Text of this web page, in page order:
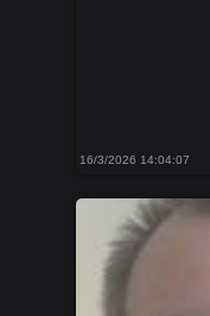
16/3/2026 14:04:07